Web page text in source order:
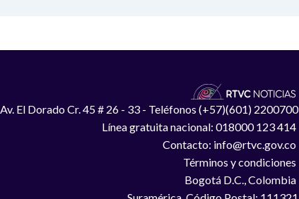
Av. El Dorado Cr. 45 # 26 - 33 - Teléfonos (+57)(601) 2200700
Línea gratuita nacional: 018000 123 414
Contacto: info@rtvc.gov.co
Términos y condiciones
Bogotá D.C., Colombia